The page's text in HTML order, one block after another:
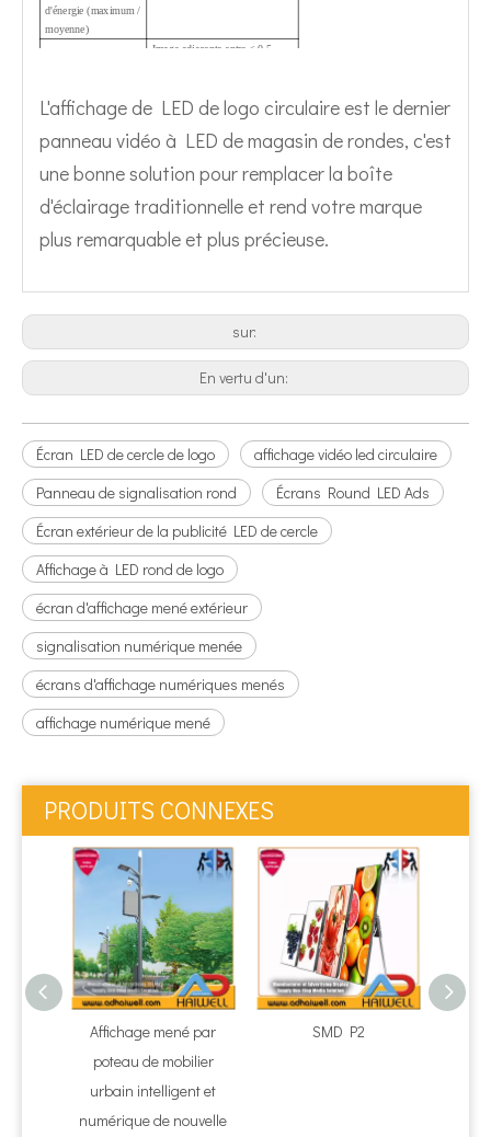
d'énergie (maximum /
moyenne)
Image adjacente entre ≤ 0,5
Méthode de
Poids d'écran
≤16kg / pcs
module uniforme, correction de
point unique par pixel
Changer de source
d'alimentation
L'affichage de LED de logo circulaire est le dernier
panneau vidéo à LED de magasin de rondes, c'est
une bonne solution pour remplacer la boîte
d'éclairage traditionnelle et rend votre marque
plus remarquable et plus précieuse.
sur:
En vertu d'un:
Écran LED de cercle de logo
affichage vidéo led circulaire
Panneau de signalisation rond
Écrans Round LED Ads
Écran extérieur de la publicité LED de cercle
Affichage à LED rond de logo
écran d'affichage mené extérieur
signalisation numérique menée
écrans d'affichage numériques menés
affichage numérique mené
PRODUITS CONNEXES
Affichage mené par
poteau de mobilier
urbain intelligent et
numérique de nouvelle
SMD P2